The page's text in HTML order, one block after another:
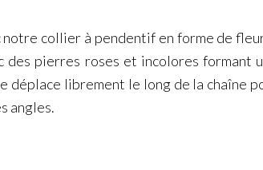
notre collier à pendentif en forme de
des pierres roses et incolores formant
déplace librement le long de la chaîne
angles.